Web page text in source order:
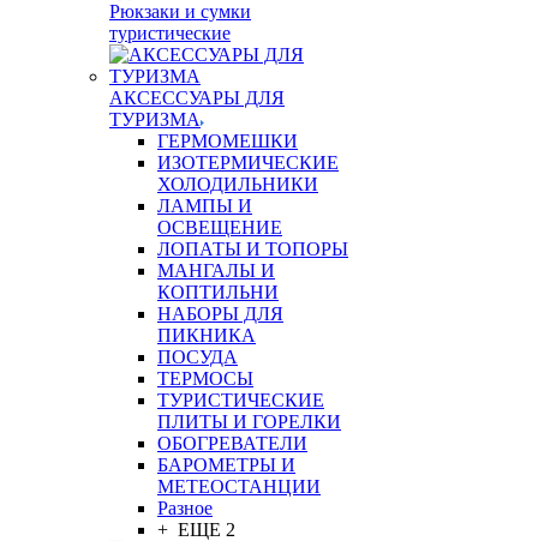
Рюкзаки и сумки
туристические
АКСЕССУАРЫ ДЛЯ
ТУРИЗМА
ГЕРМОМЕШКИ
ИЗОТЕРМИЧЕСКИЕ
ХОЛОДИЛЬНИКИ
ЛАМПЫ И
ОСВЕЩЕНИЕ
ЛОПАТЫ И ТОПОРЫ
МАНГАЛЫ И
КОПТИЛЬНИ
НАБОРЫ ДЛЯ
ПИКНИКА
ПОСУДА
ТЕРМОСЫ
ТУРИСТИЧЕСКИЕ
ПЛИТЫ И ГОРЕЛКИ
ОБОГРЕВАТЕЛИ
БАРОМЕТРЫ И
МЕТЕОСТАНЦИИ
Разное
+ ЕЩЕ 2